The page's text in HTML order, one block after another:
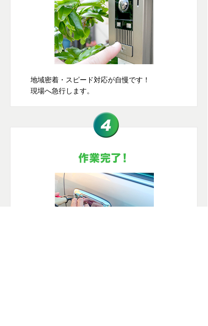
地域密着・スピード対応が自慢です！
現場へ急行します。